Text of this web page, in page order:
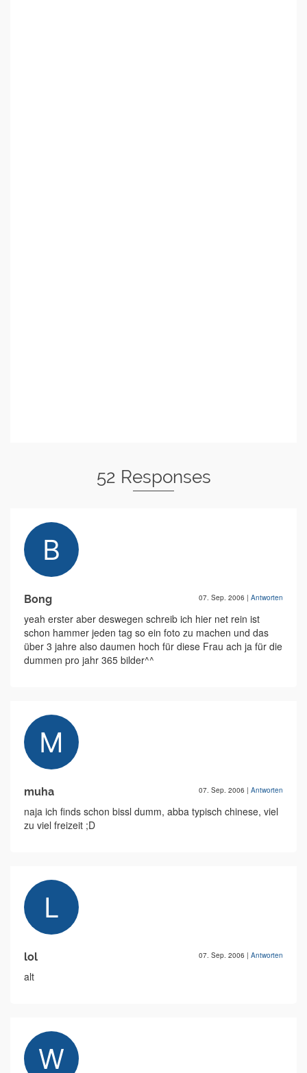
52 Responses
Bong 07. Sep. 2006 | Antworten
yeah erster aber deswegen schreib ich hier net rein ist
schon hammer jeden tag so ein foto zu machen und das
über 3 jahre also daumen hoch für diese Frau ach ja für die
dummen pro jahr 365 bilder^^
muha 07. Sep. 2006 | Antworten
naja ich finds schon bissl dumm, abba typisch chinese, viel
zu viel freizeit ;D
lol 07. Sep. 2006 | Antworten
alt